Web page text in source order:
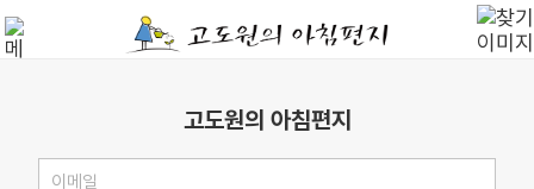
고도원의 아침편지